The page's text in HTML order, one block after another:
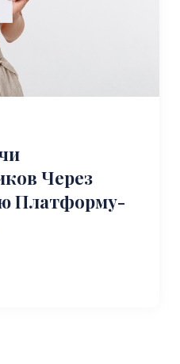
Через
Платформу-